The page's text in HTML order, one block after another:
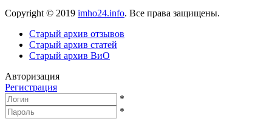
Copyright © 2019 imho24.info. Все права защищены.
Старый архив отзывов
Старый архив статей
Старый архив ВиО
Авторизация
Регистрация
*
*